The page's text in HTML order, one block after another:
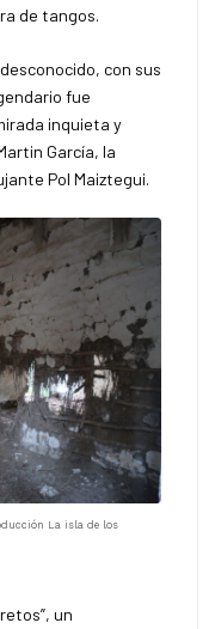
de tangos.
con sus
fue
inquieta y
García, la
Pol Maiztegui.
La isla de los
un